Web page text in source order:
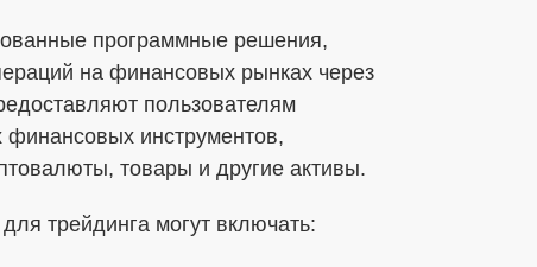
ПДн
данных в соответствии с установленной
программные решения,
на финансовых рынках через
пользователям
инструментов,
товары и другие активы.
трейдинга могут включать: